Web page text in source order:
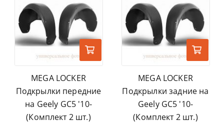
MEGA LOCKER
Подкрылки передние
на Geely GC5 '10-
(Комплект 2 шт.)
MEGA LOCKER
Подкрылки задние на
Geely GC5 '10-
(Комплект 2 шт.)